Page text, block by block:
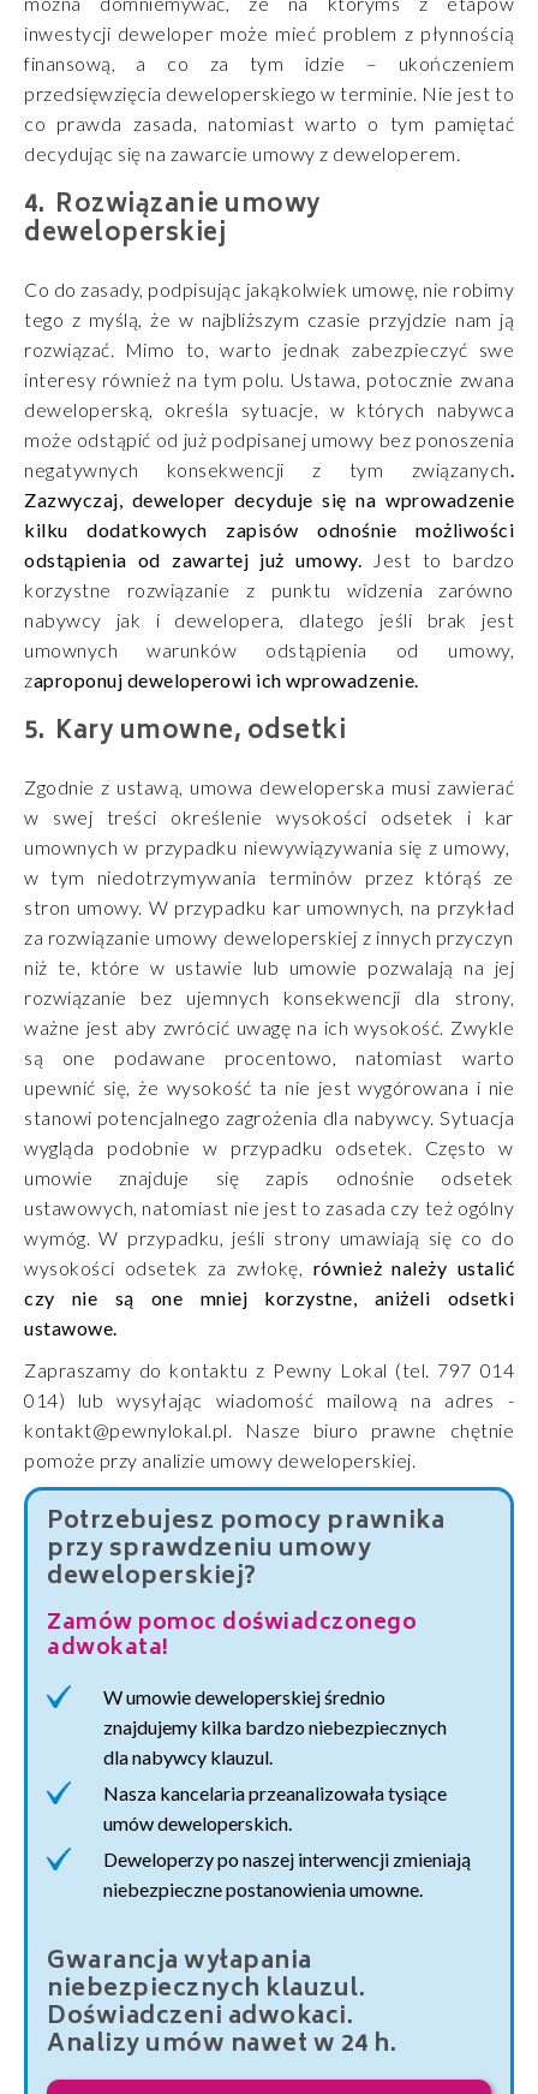
inwestycji deweloper może mieć problem z płynnością
finansową, a co za tym idzie – ukończeniem
przedsięwzięcia deweloperskiego w terminie. Nie jest to
co prawda zasada, natomiast warto o tym pamiętać
decydując się na zawarcie umowy z deweloperem.
Rozwiązanie umowy
deweloperskiej
Co do zasady, podpisując jakąkolwiek umowę, nie robimy
tego z myślą, że w najbliższym czasie przyjdzie nam ją
rozwiązać. Mimo to, warto jednak zabezpieczyć swe
interesy również na tym polu. Ustawa, potocznie zwana
deweloperską, określa sytuacje, w których nabywca
może odstąpić od już podpisanej umowy bez ponoszenia
negatywnych konsekwencji z tym związanych
Zazwyczaj, deweloper decyduje się na wprowadzenie
kilku dodatkowych zapisów odnośnie możliwości
odstąpienia od zawartej już umowy.
Jest to bardzo
korzystne rozwiązanie z punktu widzenia zarówno
nabywcy jak i dewelopera, dlatego jeśli brak jest
umownych warunków odstąpienia od umowy,
zaproponuj deweloperowi ich wprowadzenie.
Kary umowne, odsetki
Zgodnie z ustawą, umowa deweloperska musi zawierać
w swej treści określenie wysokości odsetek i kar
umownych w przypadku niewywiązywania się z umowy,
w tym niedotrzymywania terminów przez którąś ze
stron umowy. W przypadku kar umownych, na przykład
za rozwiązanie umowy deweloperskiej z innych przyczyn
niż te, które w ustawie lub umowie pozwalają na jej
rozwiązanie bez ujemnych konsekwencji dla strony,
ważne jest aby zwrócić uwagę na ich wysokość. Zwykle
są one podawane procentowo, natomiast warto
upewnić się, że wysokość ta nie jest wygórowana i nie
stanowi potencjalnego zagrożenia dla nabywcy. Sytuacja
wygląda podobnie w przypadku odsetek. Często w
umowie znajduje się zapis odnośnie odsetek
ustawowych, natomiast nie jest to zasada czy też ogólny
wymóg. W przypadku, jeśli strony umawiają się co do
wysokości odsetek za zwłokę, również należy ustalić
czy nie są one mniej korzystne, aniżeli odsetki
ustawowe.
Zapraszamy do kontaktu z Pewny Lokal (tel. 797 014
014) lub wysyłając wiadomość mailową na adres -
kontakt@pewnylokal.pl. Nasze biuro prawne chętnie
pomoże przy analizie umowy deweloperskiej.
Potrzebujesz pomocy prawnika
przy sprawdzeniu umowy
deweloperskiej?
Zamów pomoc doświadczonego
adwokata!
W umowie deweloperskiej średnio
znajdujemy kilka bardzo niebezpiecznych
dla nabywcy klauzul.
Nasza kancelaria przeanalizowała tysiące
umów deweloperskich.
Deweloperzy po naszej interwencji zmieniają
niebezpieczne postanowienia umowne.
Gwarancja wyłapania
niebezpiecznych klauzul.
Doświadczeni adwokaci.
Analizy umów nawet w 24 h.